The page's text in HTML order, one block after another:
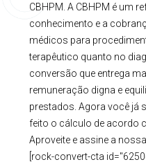
CBHPM. A CBHPM é um
conhecimento e a
médicos para
terapêutico quanto no
conversão que entrega
remuneração digna e
prestados. Agora você já
feito o cálculo de acordo
Aproveite e assine a
[rock-convert-cta